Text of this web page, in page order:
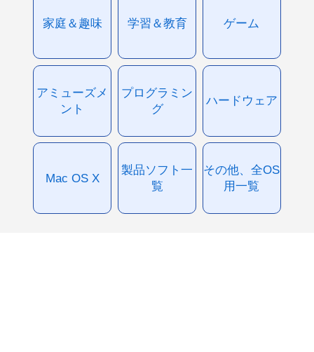
家庭＆趣味 学習＆教育 ゲーム
アミューズメ
ント
プログラミン
グ
ハードウェア
Mac OS X
製品ソフト一
覧
その他、全OS
用一覧